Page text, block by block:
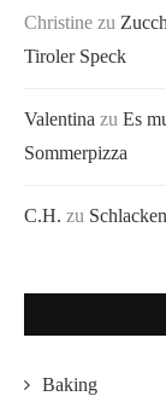
Christine zu
Tiroler Speck
Valentina zu Es
Sommerpizza
C.H. zu
Baking